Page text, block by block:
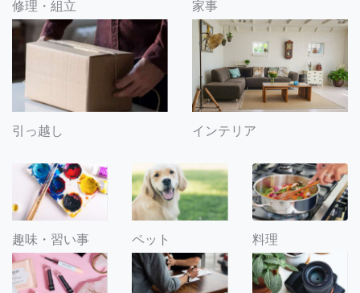
修理・組立 家事
引っ越し インテリア
趣味・習い事 ペット 料理